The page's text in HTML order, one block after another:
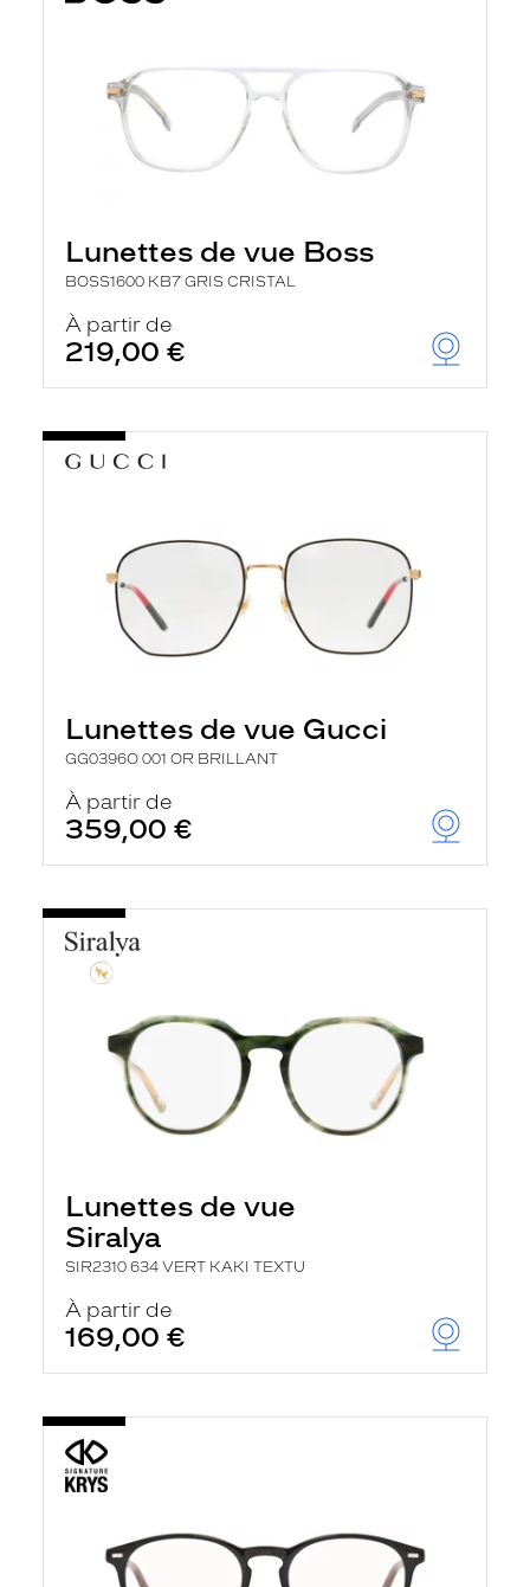
Lunettes de vue Boss
BOSS1600 KB7 GRIS CRISTAL
À partir de
219,00 €
Lunettes de vue Gucci
GG0396O 001 OR BRILLANT
À partir de
359,00 €
Lunettes de vue
Siralya
SIR2310 634 VERT KAKI TEXTU
À partir de
169,00 €